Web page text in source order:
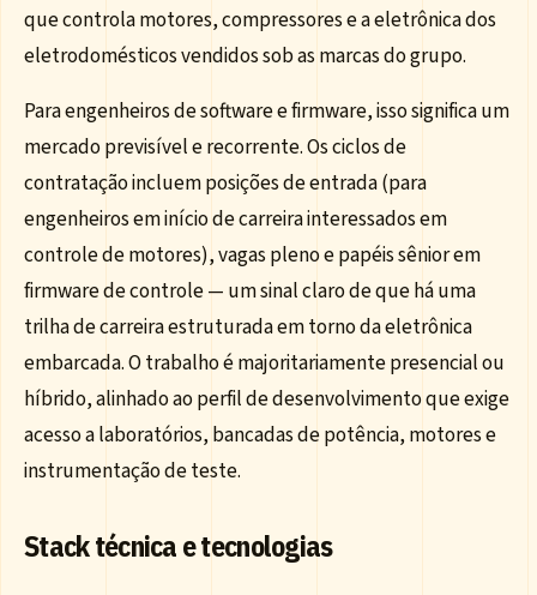
que controla motores, compressores e a eletrônica dos
eletrodomésticos vendidos sob as marcas do grupo.
Para engenheiros de software e firmware, isso significa um
mercado previsível e recorrente. Os ciclos de
contratação incluem posições de entrada (para
engenheiros em início de carreira interessados em
controle de motores), vagas pleno e papéis sênior em
firmware de controle — um sinal claro de que há uma
trilha de carreira estruturada em torno da eletrônica
embarcada. O trabalho é majoritariamente presencial ou
híbrido, alinhado ao perfil de desenvolvimento que exige
acesso a laboratórios, bancadas de potência, motores e
instrumentação de teste.
Stack técnica e tecnologias